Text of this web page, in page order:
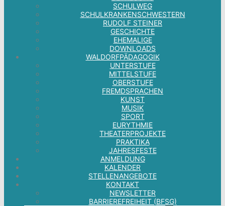
SCHULWEG
SCHULKRANKENSCHWESTERN
RUDOLF STEINER
GESCHICHTE
EHEMALIGE
DOWNLOADS
WALDORFPÄDAGOGIK
UNTERSTUFE
MITTELSTUFE
OBERSTUFE
FREMDSPRACHEN
KUNST
MUSIK
SPORT
EURYTHMIE
THEATERPROJEKTE
PRAKTIKA
JAHRESFESTE
ANMELDUNG
KALENDER
STELLENANGEBOTE
KONTAKT
NEWSLETTER
BARRIEREFREIHEIT (BFSG)